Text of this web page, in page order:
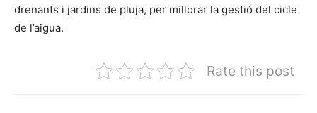
drenants i jardins de pluja, per millorar la gestió del cicle
de l’aigua.
Rate this post